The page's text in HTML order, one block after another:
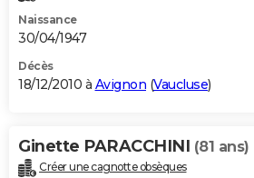
Naissance
30/04/1947
Décès
18/12/2010 à Avignon (Vaucluse)
Ginette PARACCHINI (81 ans)
Créer une cagnotte obsèques